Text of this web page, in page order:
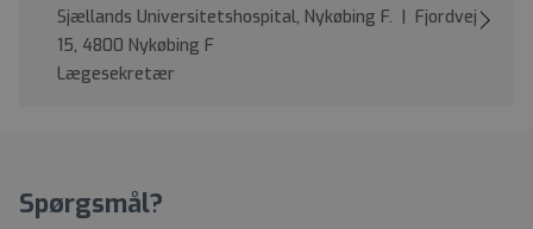
Sjællands Universitetshospital, Nykøbing F. | Fjordvej
15, 4800 Nykøbing F
Lægesekretær
Spørgsmål?